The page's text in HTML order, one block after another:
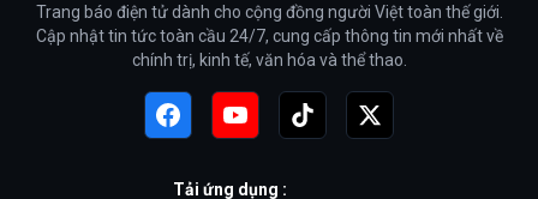
Trang báo điện tử dành cho cộng đồng người Việt toàn thế giới.
Cập nhật tin tức toàn cầu 24/7, cung cấp thông tin mới nhất về
chính trị, kinh tế, văn hóa và thể thao.
Tải ứng dụng :